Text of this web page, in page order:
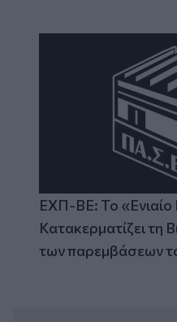
ΕΧΠ-ΒΕ: Το «Ενιαίο
Κατακερματίζει τη
των παρεμβάσεων